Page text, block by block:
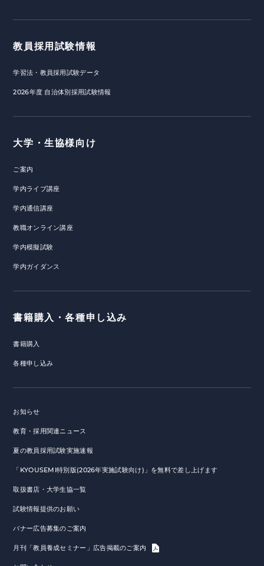
教員採用試験情報
学習法・教員採用試験データ
2026年度 自治体別採用試験情報
大学・生協様向け
ご案内
学内ライブ講座
学内通信講座
教職オンライン講座
学内模擬試験
学内ガイダンス
書籍購入・各種申し込み
書籍購入
各種申し込み
お知らせ
教育・採用関連ニュース
夏の教員採用試験実施速報
「KYOUSEMI特別版(2026年実施試験向け)」を無料で差し上げます
取扱書店・大学生協一覧
試験情報提供のお願い
バナー広告募集のご案内
月刊「教員養成セミナー」広告掲載のご案内